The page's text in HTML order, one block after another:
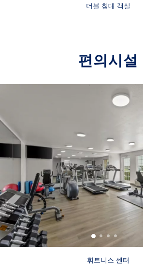
더블 침대 객실
편의시설
휘트니스 센터